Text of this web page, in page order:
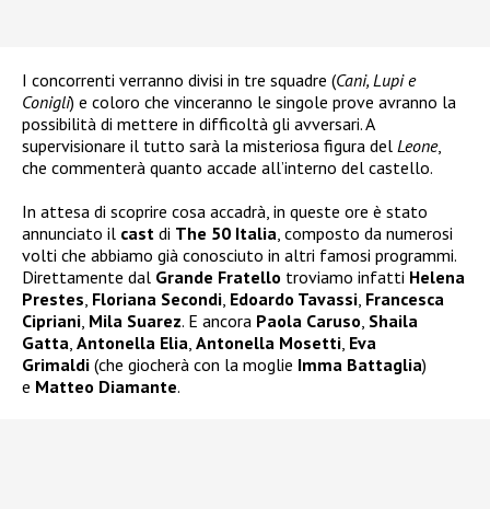
I concorrenti verranno divisi in tre squadre (Cani, Lupi e
Conigli) e coloro che vinceranno le singole prove avranno la
possibilità di mettere in difficoltà gli avversari. A
supervisionare il tutto sarà la misteriosa figura del Leone,
che commenterà quanto accade all’interno del castello.
In attesa di scoprire cosa accadrà, in queste ore è stato
annunciato il cast di The 50 Italia, composto da numerosi
volti che abbiamo già conosciuto in altri famosi programmi.
Direttamente dal Grande Fratello troviamo infatti Helena
Prestes, Floriana Secondi, Edoardo Tavassi, Francesca
Cipriani, Mila Suarez. E ancora Paola Caruso, Shaila
Gatta, Antonella Elia, Antonella Mosetti, Eva
Grimaldi (che giocherà con la moglie Imma Battaglia)
e Matteo Diamante.